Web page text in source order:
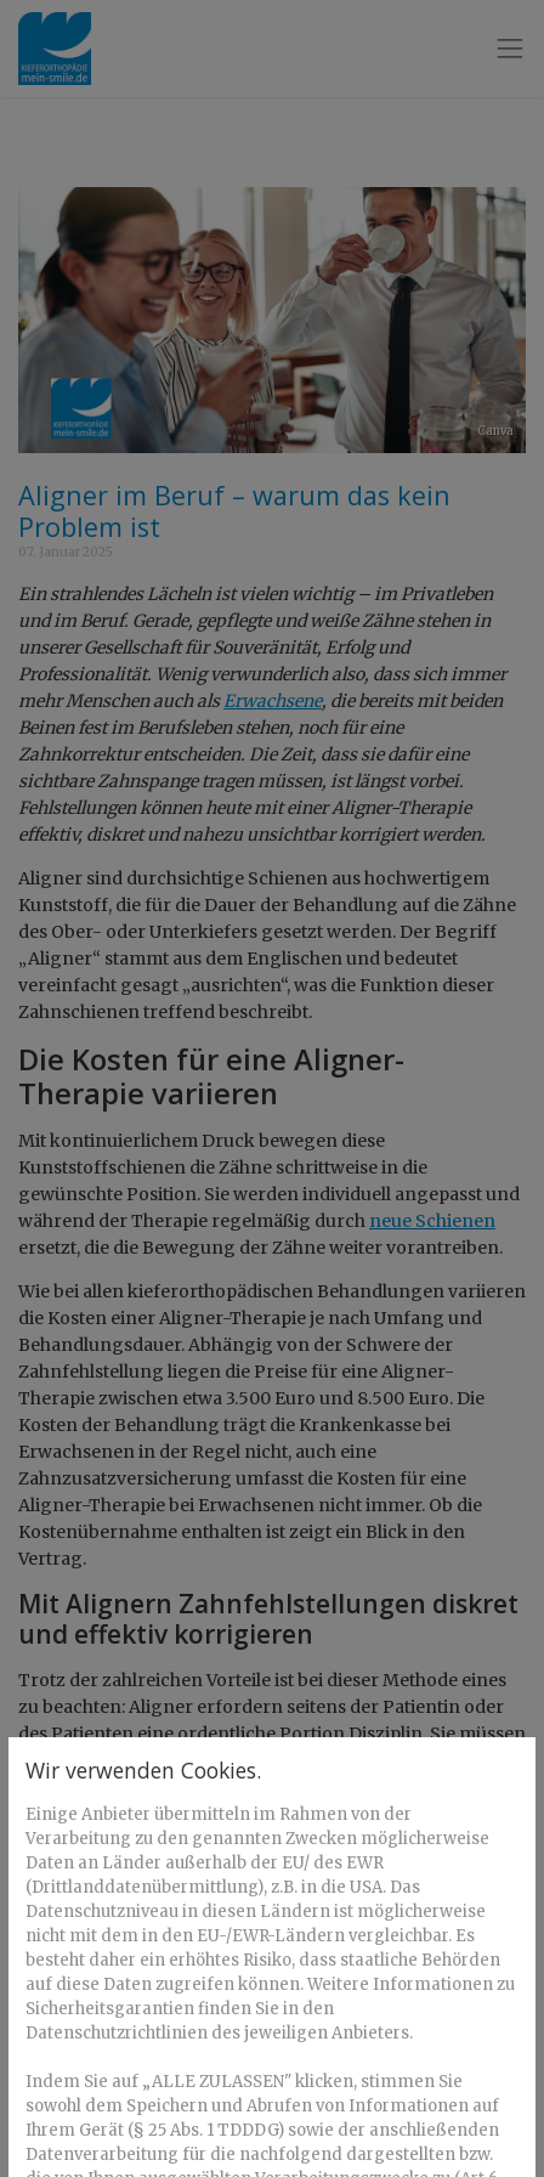
Canva
Aligner im Beruf – warum das kein
Problem ist
07. Januar 2025
Ein strahlendes Lächeln ist vielen wichtig – im Privatleben
und im Beruf. Gerade, gepflegte und weiße Zähne stehen in
unserer Gesellschaft für Souveränität, Erfolg und
Professionalität. Wenig verwunderlich also, dass sich immer
mehr Menschen auch alsErwachsene, die bereits mit beiden
Beinen fest im Berufsleben stehen, noch für eine
Zahnkorrektur entscheiden. Die Zeit, dass sie dafür eine
sichtbare Zahnspange tragen müssen, ist längst vorbei.
Fehlstellungen können heute mit einer Aligner-Therapie
effektiv, diskret und nahezu unsichtbar korrigiert werden.
Aligner sind durchsichtige Schienen aus hochwertigem
Kunststoff, die für die Dauer der Behandlung auf die Zähne
des Ober- oder Unterkiefers gesetzt werden. Der Begriff
„Aligner“ stammt aus dem Englischen und bedeutet
vereinfacht gesagt „ausrichten“, was die Funktion dieser
Zahnschienen treffend beschreibt.
Die Kosten für eine Aligner-
Therapie variieren
Mit kontinuierlichem Druck bewegen diese
Kunststoffschienen die Zähne schrittweise in die
gewünschte Position. Sie werden individuell angepasst und
während der Therapie regelmäßig durch neue Schienen
ersetzt, die die Bewegung der Zähne weiter vorantreiben.
Wie bei allen kieferorthopädischen Behandlungen variieren
die Kosten einer Aligner-Therapie je nach Umfang und
Behandlungsdauer. Abhängig von der Schwere der
Zahnfehlstellung liegen die Preise für eine Aligner-
Therapie zwischen etwa 3.500 Euro und 8.500 Euro. Die
Kosten der Behandlung trägt die Krankenkasse bei
Erwachsenen in der Regel nicht, auch eine
Zahnzusatzversicherung umfasst die Kosten für eine
Aligner-Therapie bei Erwachsenen nicht immer. Ob die
Kostenübernahme enthalten ist zeigt ein Blick in den
Vertrag.
Mit Alignern Zahnfehlstellungen diskret
und effektiv korrigieren
Trotz der zahlreichen Vorteile ist bei dieser Methode eines
zu beachten: Aligner erfordern seitens der Patientin oder
des Patienten eine ordentliche Portion Disziplin. Sie müssen
regelmäßig und dauerhaft getragen werden. Nur durch das
täglich wird eine effektive Zahnkorrektur mit dieser
Therapie gewährleistet. Eine Disziplin, die Erwachsene, die
sich bewusst für eine selbst gezahlte Zahnkorrektur
entscheiden, meist selbstverständlich an den Tag legen und
die für sie kein Hindernis ist.
Dank der Beschaffenheit der Aligner ist das dauerhafte
Tragen für viele Patienten und Patientinnen auch
problemlos in der Praxis des Berufsalltags umsetzbar.
Wenig verwunderlich also, dass Aligner für viele die
bevorzugte Wahl bei der kieferorthopädischen Behandlung
von Zahnfehlstellungen sind.
Wie die Behandlung mit Alignern den
Wir verwenden Cookies.
Einige Anbieter übermitteln im Rahmen von der
Verarbeitung zu den genannten Zwecken möglicherweise
Daten an Länder außerhalb der EU/ des EWR
(Drittlanddatenübermittlung), z.B. in die USA. Das
Datenschutzniveau in diesen Ländern ist möglicherweise
nicht mit dem in den EU-/EWR-Ländern vergleichbar. Es
besteht daher ein erhöhtes Risiko, dass staatliche Behörden
auf diese Daten zugreifen können. Weitere Informationen zu
Sicherheitsgarantien finden Sie in den
Datenschutzrichtlinien des jeweiligen Anbieters.
Indem Sie auf „ALLE ZULASSEN" klicken, stimmen Sie
sowohl dem Speichern und Abrufen von Informationen auf
Ihrem Gerät (§ 25 Abs. 1 TDDDG) sowie der anschließenden
Datenverarbeitung für die nachfolgend dargestellten bzw.